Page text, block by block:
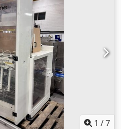
16 A 2.0 kVA フィルム材質：
エチレンフィルム（100%リサ
理能力：25～49サイクル/分
サイズによって異なります） 電
A 消費電力：1.1 kWh 付属品／特
に対応したプログラムを保存可
更可能 Dcjdjwr Etyopfx Ag Iek •
規定の充填量で個別に製造可能
る10種類のプログラムを用意 •
） ご興味をお持ちいただけま
ております。 状態：良好 納
支払い：請求書受領後、正味価格
1 /7